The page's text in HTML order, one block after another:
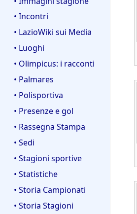
• Incontri
• LazioWiki sui Media
• Luoghi
• Olimpicus: i racconti
• Palmares
• Polisportiva
• Presenze e gol
• Rassegna Stampa
• Sedi
• Stagioni sportive
• Statistiche
• Storia Campionati
• Storia Stagioni